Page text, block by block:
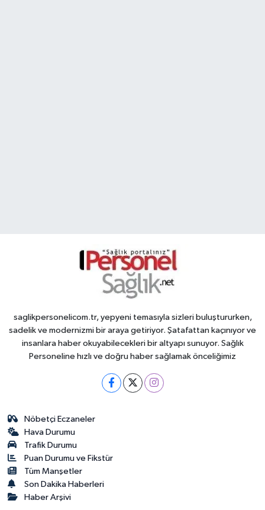
saglikpersonelicom.tr, yepyeni temasıyla sizleri buluştururken,
sadelik ve modernizmi bir araya getiriyor. Şatafattan kaçınıyor ve
insanlara haber okuyabilecekleri bir altyapı sunuyor. Sağlık
Personeline hızlı ve doğru haber sağlamak önceliğimiz
Nöbetçi Eczaneler
Hava Durumu
Trafik Durumu
Puan Durumu ve Fikstür
Tüm Manşetler
Son Dakika Haberleri
Haber Arşivi